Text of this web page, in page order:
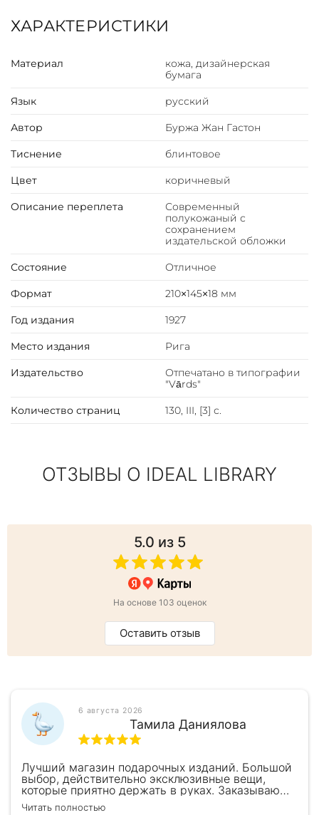
ответвлений.
ХАРАКТЕРИСТИКИ
Материал
кожа, дизайнерская
бумага
Язык русский
Автор Буржа Жан Гастон
Тиснение блинтовое
Цвет коричневый
Описание переплета
Современный
полукожаный с
сохранением
издательской обложки
Состояние Отличное
Формат 210×145×18 мм
Год издания 1927
Место издания Рига
Издательство
Отпечатано в типографии
"Vārds"
Количество страниц 130, III, [3] с.
ОТЗЫВЫ О IDEAL LIBRARY
5.0 из 5
На основе 103 оценок
Оставить отзыв
6 августа 2026
Тамила Даниялова
Лучший магазин подарочных изданий. Большой
выбор, действительно эксклюзивные вещи,
которые приятно держать в руках. Заказываю
здесь уже второй раз для бизнес-партнеров,
Читать полностью